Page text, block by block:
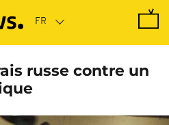
russe contre un